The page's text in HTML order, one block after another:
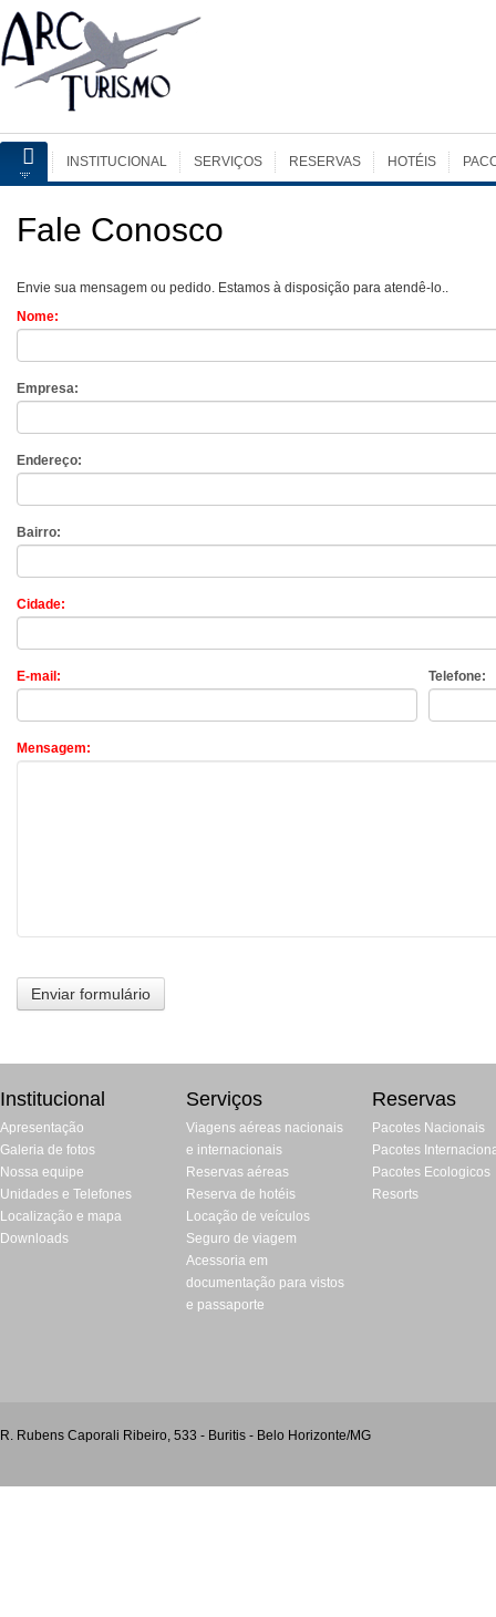
INSTITUCIONAL SERVIÇOS RESERVAS HOTÉIS
Fale Conosco
Envie sua mensagem ou pedido. Estamos à disposição para atendê-lo..
Nome:
Empresa:
Endereço:
Bairro:
Cidade:
E-mail: Telefone:
Mensagem:
Institucional
Apresentação
Galeria de fotos
Nossa equipe
Unidades e Telefones
Localização e mapa
Downloads
Serviços
Viagens aéreas nacionais
e internacionais
Reservas aéreas
Reserva de hotéis
Locação de veículos
Seguro de viagem
Acessoria em
documentação para vistos
e passaporte
Reservas
Pacotes Nacionais
Pacotes
Pacotes Ecologicos
Resorts
R. Rubens Caporali Ribeiro, 533 - Buritis - Belo Horizonte/MG